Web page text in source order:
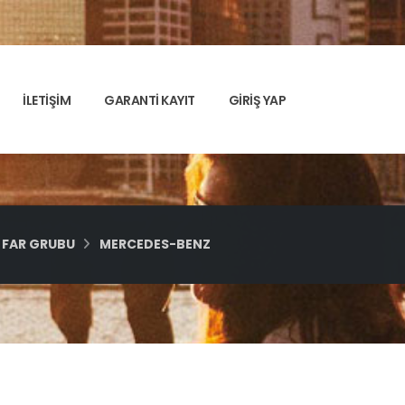
İLETİŞİM GARANTİ KAYIT GİRİŞ YAP
FAR GRUBU MERCEDES-BENZ